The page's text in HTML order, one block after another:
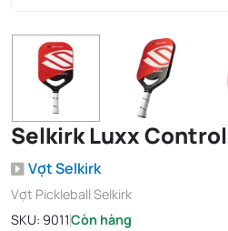
Selkirk Luxx
Vợt Selkirk
Vợt Pickleball Selkirk
SKU: 9011Còn hàng